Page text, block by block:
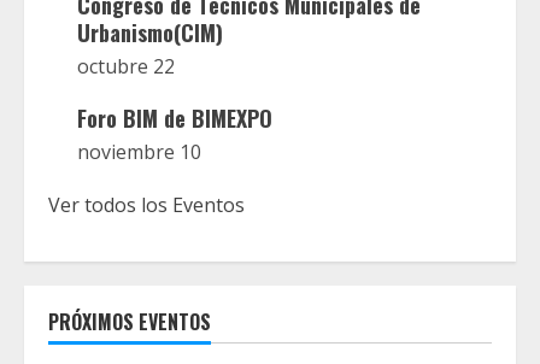
Urbanismo(CIM)
octubre 22
Foro BIM de BIMEXPO
noviembre 10
Ver todos los Eventos
PRÓXIMOS EVENTOS